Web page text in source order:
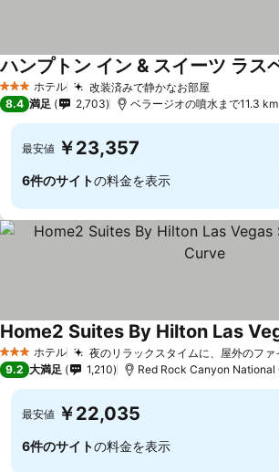
3 ホテルのランク
ホテル 改装済みで静かなお部屋
8.4 満足 2,703 ベラージオの噴水まで11.3 km
最安値 ￥23,357
6件のサイトの料金を表示
3 ホテルのランク
ホテル
9.2 大満足 1,210
最安値 ￥22,035
6件のサイトの料金を表示